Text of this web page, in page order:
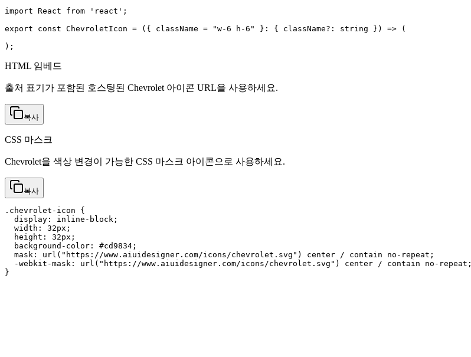
import React from 'react';
export const ChevroletIcon = ({ className = "w-6 h-6" }: { className?: string }) => (
);
HTML 임베드
출처 표기가 포함된 호스팅된 Chevrolet 아이콘 URL을 사용하세요.
복사
CSS 마스크
Chevrolet을 색상 변경이 가능한 CSS 마스크 아이콘으로 사용하세요.
복사
.chevrolet-icon {
  display: inline-block;
  width: 32px;
  height: 32px;
  background-color: #cd9834;
  mask: url("https://www.aiuidesigner.com/icons/chevrolet.svg") center / contain no-repeat;
  -webkit-mask: url("https://www.aiuidesigner.com/icons/chevrolet.svg") center / contain no-repeat;
}